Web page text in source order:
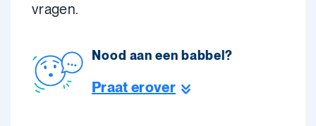
vragen.
Nood aan een babbel?
Praat erover